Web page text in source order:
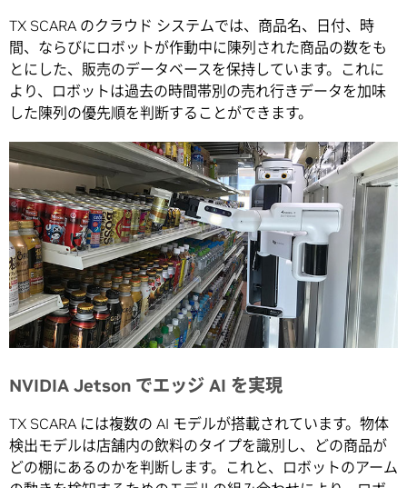
TX SCARA のクラウド システムでは、商品名、日付、時
間、ならびにロボットが作動中に陳列された商品の数をも
とにした、販売のデータベースを保持しています。これに
より、ロボットは過去の時間帯別の売れ行きデータを加味
した陳列の優先順を判断することができます。
NVIDIA Jetson でエッジ AI を実現
TX SCARA には複数の AI モデルが搭載されています。物体
検出モデルは店舗内の飲料のタイプを識別し、どの商品が
どの棚にあるのかを判断します。これと、ロボットのアーム